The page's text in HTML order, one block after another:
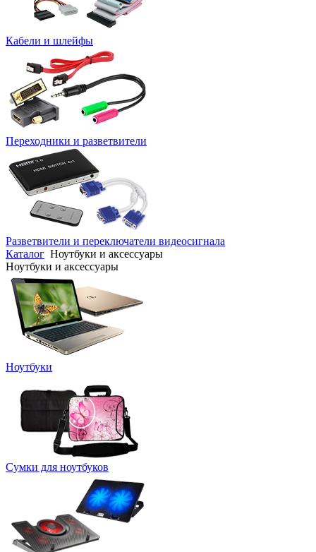
Кабели и шлейфы
Переходники и разветвители
Разветвители и переключатели видеосигнала
Каталог Ноутбуки и аксессуары
Ноутбуки и аксессуары
Ноутбуки
Сумки для ноутбуков